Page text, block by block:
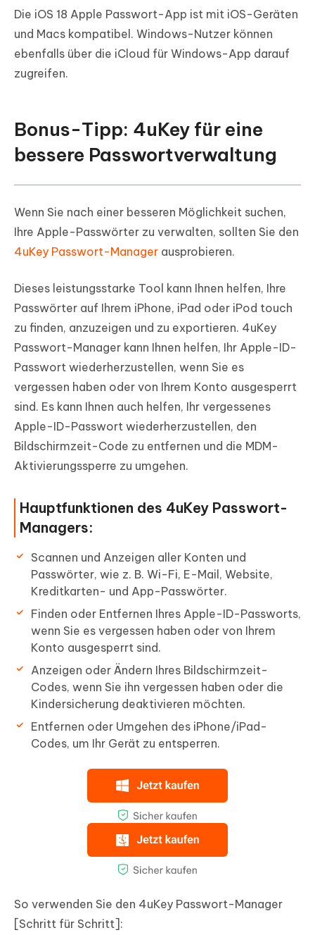
Die iOS 18 Apple Passwort-App ist mit iOS-Geräten
und Macs kompatibel. Windows-Nutzer können
ebenfalls über die iCloud für Windows-App darauf
zugreifen.
Bonus-Tipp: 4uKey für eine
bessere Passwortverwaltung
Wenn Sie nach einer besseren Möglichkeit suchen,
Ihre Apple-Passwörter zu verwalten, sollten Sie den
4uKey Passwort-Manager ausprobieren.
Dieses leistungsstarke Tool kann Ihnen helfen, Ihre
Passwörter auf Ihrem iPhone, iPad oder iPod touch
zu finden, anzuzeigen und zu exportieren. 4uKey
Passwort-Manager kann Ihnen helfen, Ihr Apple-ID-
Passwort wiederherzustellen, wenn Sie es
vergessen haben oder von Ihrem Konto ausgesperrt
sind. Es kann Ihnen auch helfen, Ihr vergessenes
Apple-ID-Passwort wiederherzustellen, den
Bildschirmzeit-Code zu entfernen und die MDM-
Aktivierungssperre zu umgehen.
Hauptfunktionen des 4uKey Passwort-
Managers:
Scannen und Anzeigen aller Konten und
Passwörter, wie z. B. Wi-Fi, E-Mail, Website,
Kreditkarten- und App-Passwörter.
Finden oder Entfernen Ihres Apple-ID-Passworts,
wenn Sie es vergessen haben oder von Ihrem
Konto ausgesperrt sind.
Anzeigen oder Ändern Ihres Bildschirmzeit-
Codes, wenn Sie ihn vergessen haben oder die
Kindersicherung deaktivieren möchten.
Entfernen oder Umgehen des iPhone/iPad-
Codes, um Ihr Gerät zu entsperren.
So verwenden Sie den 4uKey Passwort-Manager
[Schritt für Schritt]: